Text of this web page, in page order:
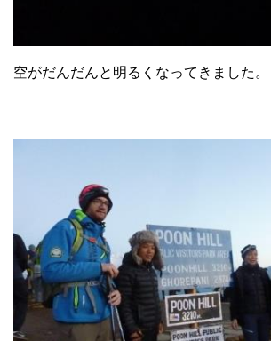
空がだんだんと明るくなってきました。